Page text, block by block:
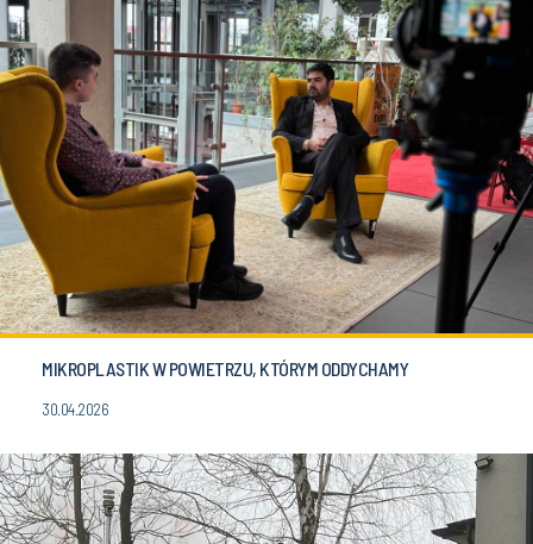
MIKROPLASTIK W POWIETRZU, KTÓRYM ODDYCHAMY
30.04.2026